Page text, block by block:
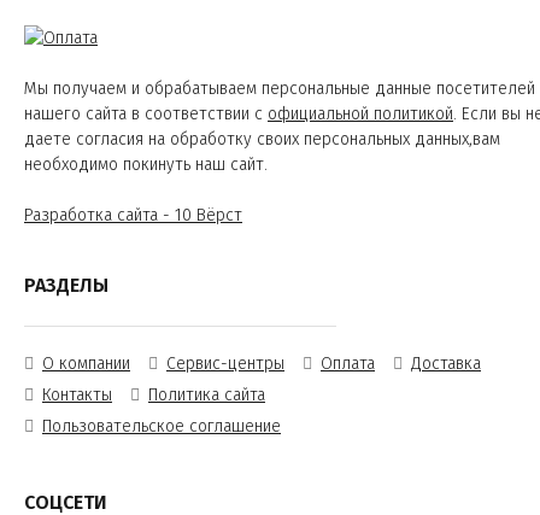
Мы получаем и обрабатываем персональные данные посетителей
нашего сайта в соответствии с официальной политикой. Если вы
даете согласия на обработку своих персональных данных,вам
необходимо покинуть наш сайт.
Разработка сайта - 10 Вёрст
РАЗДЕЛЫ
О компании Сервис-центры Оплата
Доставка
Контакты
Политика сайта
Пользовательское соглашение
СОЦСЕТИ